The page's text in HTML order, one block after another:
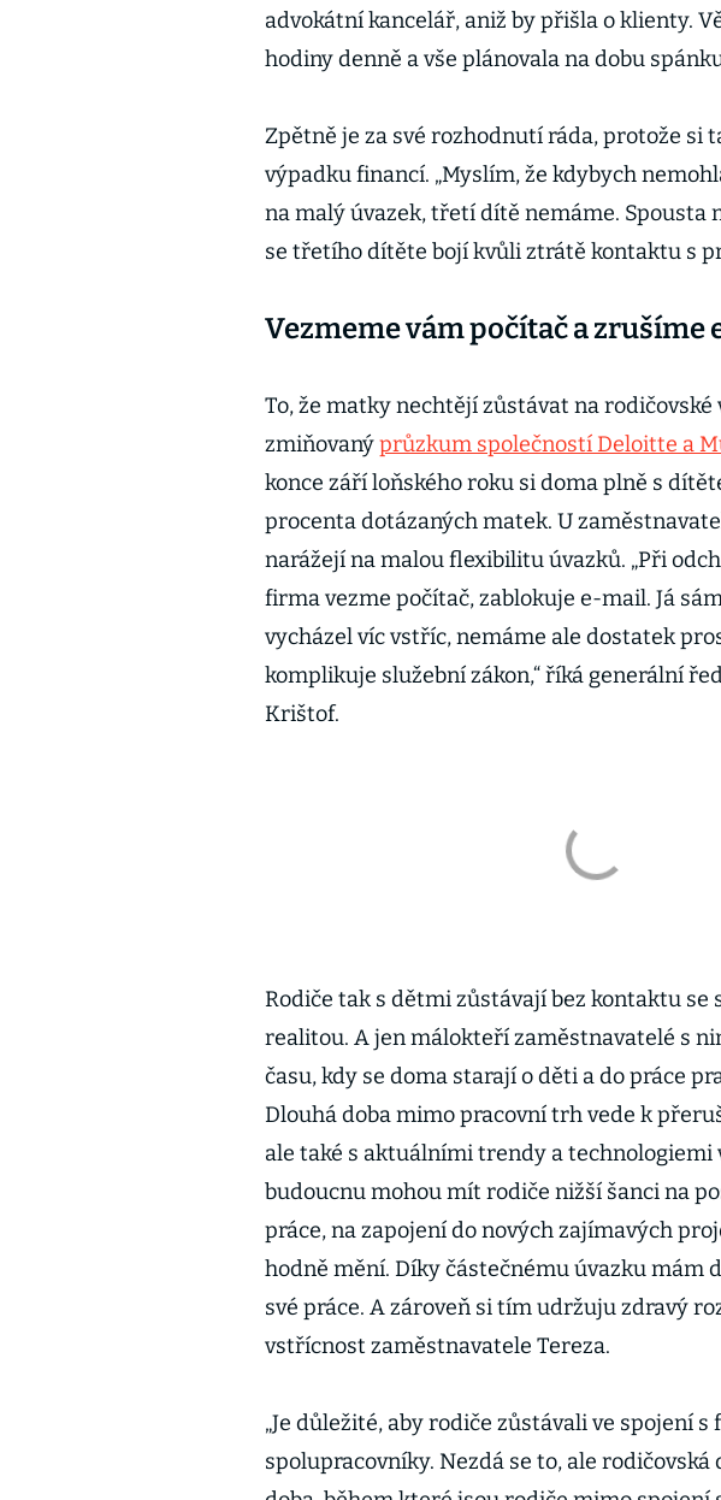
advokátní kancelář, aniž by přišla o klienty.
hodiny denně a vše plánovala na dobu
Zpětně je za své rozhodnutí ráda, protože si
výpadku financí. „Myslím, že kdybych
na malý úvazek, třetí dítě nemáme. Spousta
se třetího dítěte bojí kvůli ztrátě kontaktu s
Vezmeme vám počítač a zrušíme
To, že matky nechtějí zůstávat na
zmiňovanýprůzkum společností Deloitte a
konce září loňského roku si doma plně s
procenta dotázaných matek. U
narážejí na malou flexibilitu úvazků. „Při
firma vezme počítač, zablokuje e-mail. Já
vycházel víc vstříc, nemáme ale dostatek
komplikuje služební zákon,“ říká generální
Krištof.
Rodiče tak s dětmi zůstávají bez kontaktu se
realitou. A jen málokteří zaměstnavatelé s
času, kdy se doma starají o děti a do práce
Dlouhá doba mimo pracovní trh vede k
ale také s aktuálními trendy a technologiemi
budoucnu mohou mít rodiče nižší šanci na
práce, na zapojení do nových zajímavých
hodně mění. Díky částečnému úvazku mám
své práce. A zároveň si tím udržuju zdravý
vstřícnost zaměstnavatele Tereza.
„Je důležité, aby rodiče zůstávali ve spojení
spolupracovníky. Nezdá se to, ale